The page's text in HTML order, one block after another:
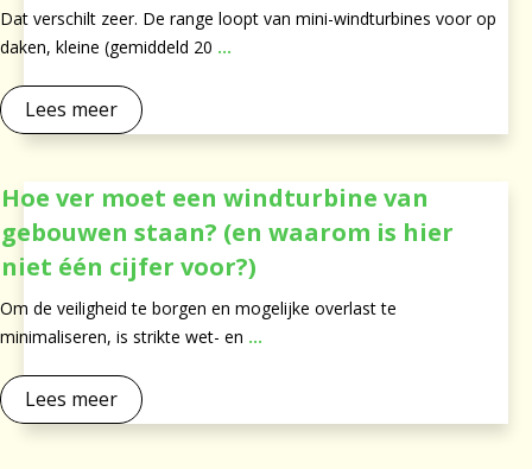
Dat verschilt zeer. De range loopt van mini-windturbines voor op
daken, kleine (gemiddeld 20 ...
Lees meer
Hoe ver moet een windturbine van
gebouwen staan? (en waarom is hier
niet één cijfer voor?)
Om de veiligheid te borgen en mogelijke overlast te
minimaliseren, is strikte wet- en ...
Lees meer